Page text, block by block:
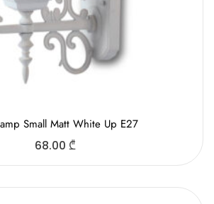
Small Matt White Up Е27
68.00 ₾